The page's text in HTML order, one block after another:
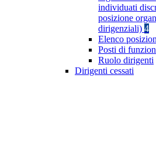
individuati
posizione
dirigenziali) 4
Elenco
Posti di
Ruolo dirigenti
Dirigenti cessati